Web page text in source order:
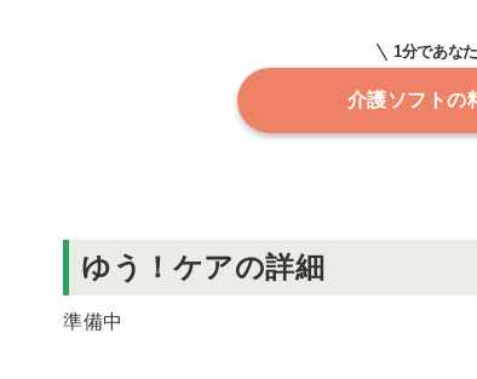
1分であな
介護ソフトの
ゆう！ケアの詳細
準備中